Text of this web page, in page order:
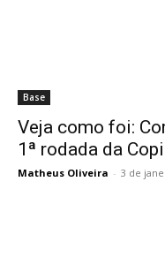
Base
Veja como foi:
1ª rodada da
Matheus Oliveira - 3 de